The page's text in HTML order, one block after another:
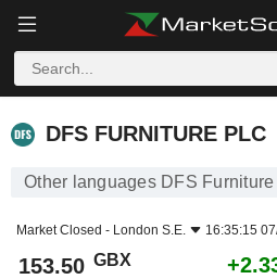
DFS FURNITURE PLC
DFS FURNITURE PLC
Other languages DFS
Market Closed - London S.E. 16:35:15
153.50 GBX